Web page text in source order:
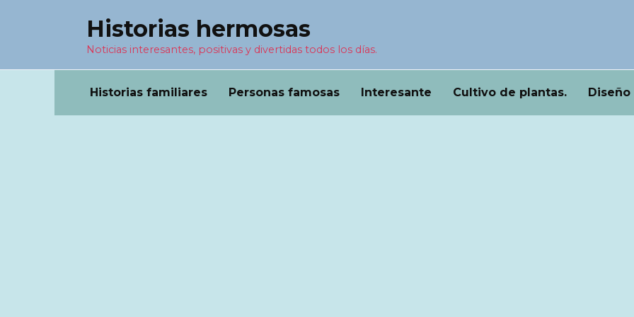
Historias hermosas
Noticias interesantes, positivas y divertidas todos los días.
Historias familiares Personas famosas Interesante Cultivo de plantas. Diseño